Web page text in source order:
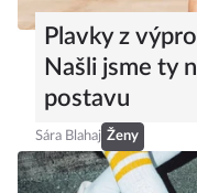
Plavky z
Našli jsme ty
postavu
Sára Blahaj Ženy